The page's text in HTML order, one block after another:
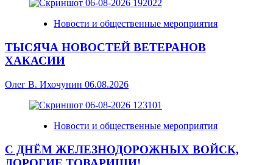
Новости и общественные мероприятия
ТЫСЯЧА НОВОСТЕЙ ВЕТЕРАНОВ
ХАКАСИИ
Олег В. Ихочунин 06.08.2026
Новости и общественные мероприятия
С ДНЁМ ЖЕЛЕЗНОДОРОЖНЫХ ВОЙСК,